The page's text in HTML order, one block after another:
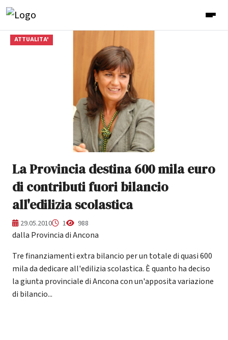
ATTUALITA'
La Provincia destina 600 mila euro
di contributi fuori bilancio
all'edilizia scolastica
29.05.2010 1 988
dalla Provincia di Ancona
Tre finanziamenti extra bilancio per un totale di quasi 600
mila da dedicare all'edilizia scolastica. È quanto ha deciso
la giunta provinciale di Ancona con un'apposita variazione
di bilancio...